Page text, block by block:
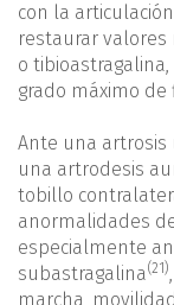
con la
restaurar
o
grado máximo
Ante una
una artrodesis
tobillo
anormalidades
especialmente
subastragalina(21)
marcha,